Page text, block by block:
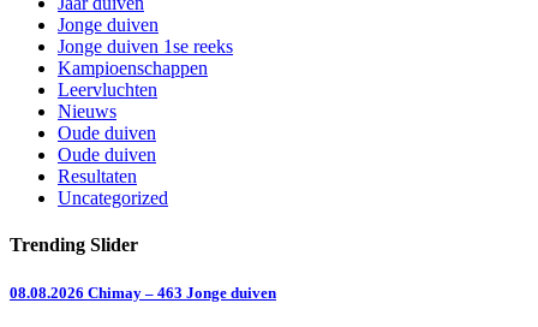
Jonge duiven
Jonge duiven 1se reeks
Kampioenschappen
Leervluchten
Nieuws
Oude duiven
Oude duiven
Resultaten
Uncategorized
Trending Slider
08.08.2026 Chimay – 463 Jonge duiven